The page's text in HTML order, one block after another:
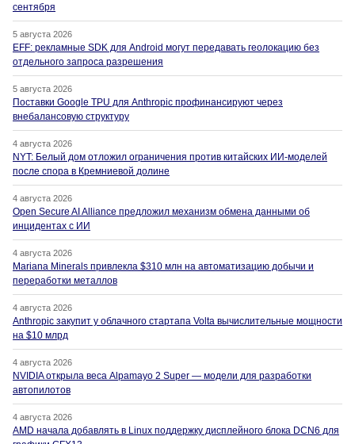
сентября
5 августа 2026
EFF: рекламные SDK для Android могут передавать геолокацию без
отдельного запроса разрешения
5 августа 2026
Поставки Google TPU для Anthropic профинансируют через
внебалансовую структуру
4 августа 2026
NYT: Белый дом отложил ограничения против китайских ИИ-моделей
после спора в Кремниевой долине
4 августа 2026
Open Secure AI Alliance предложил механизм обмена данными об
инцидентах с ИИ
4 августа 2026
Mariana Minerals привлекла $310 млн на автоматизацию добычи и
переработки металлов
4 августа 2026
Anthropic закупит у облачного стартапа Volta вычислительные мощности
на $10 млрд
4 августа 2026
NVIDIA открыла веса Alpamayo 2 Super — модели для разработки
автопилотов
4 августа 2026
AMD начала добавлять в Linux поддержку дисплейного блока DCN6 для